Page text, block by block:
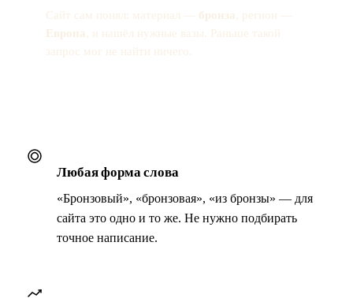
Сайт сам понял: материал — бронза, регион —
Европа, и нашёл нужные вазы. Раньше такой
запрос мог не найти ничего.
Любая форма слова
«Бронзовый», «бронзовая», «из бронзы» — для
сайта это одно и то же. Не нужно подбирать
точное написание.